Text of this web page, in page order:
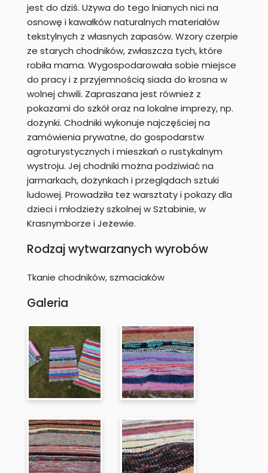
jest do dziś. Używa do tego lnianych nici na
osnowę i kawałków naturalnych materiałów
tekstylnych z własnych zapasów. Wzory czerpie
ze starych chodników, zwłaszcza tych, które
robiła mama. Wygospodarowała sobie miejsce
do pracy i z przyjemnością siada do krosna w
wolnej chwili. Zapraszana jest również z
pokazami do szkół oraz na lokalne imprezy, np.
dożynki. Chodniki wykonuje najczęściej na
zamówienia prywatne, do gospodarstw
agroturystycznych i mieszkań o rustykalnym
wystroju. Jej chodniki można podziwiać na
jarmarkach, dożynkach i przeglądach sztuki
ludowej. Prowadziła też warsztaty i pokazy dla
dzieci i młodzieży szkolnej w Sztabinie, w
Krasnymborze i Jeżewie.
Rodzaj wytwarzanych wyrobów
Tkanie chodników, szmaciaków
Galeria